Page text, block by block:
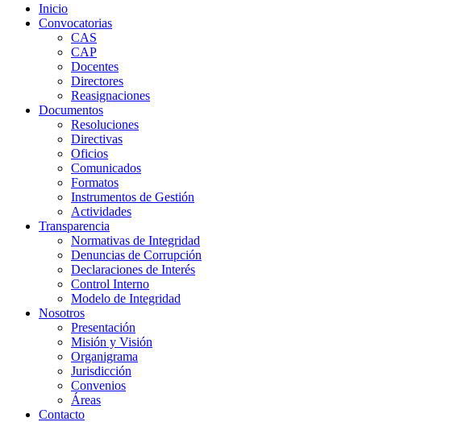
Inicio
Convocatorias
CAS
CAP
Docentes
Directores
Reasignaciones
Documentos
Resoluciones
Directivas
Oficios
Comunicados
Formatos
Instrumentos de Gestión
Actividades
Transparencia
Normativas de Integridad
Denuncias de Corrupción
Declaraciones de Interés
Control Interno
Modelo de Integridad
Nosotros
Presentación
Misión y Visión
Organigrama
Jurisdicción
Convenios
Áreas
Contacto